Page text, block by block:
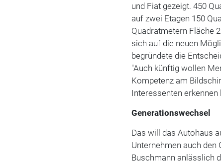
und Fiat gezeigt. 450
auf zwei Etagen 150
Quadratmetern Fläche
sich auf die neuen
begründete die
"Auch künftig wollen
Kompetenz am
Interessenten erkennen
Generationswechsel
Das will das Autohaus
Unternehmen auch
Buschmann anlässlich